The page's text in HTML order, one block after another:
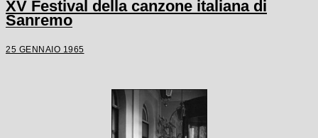
XV Festival della canzone italiana di
Sanremo
25 GENNAIO 1965